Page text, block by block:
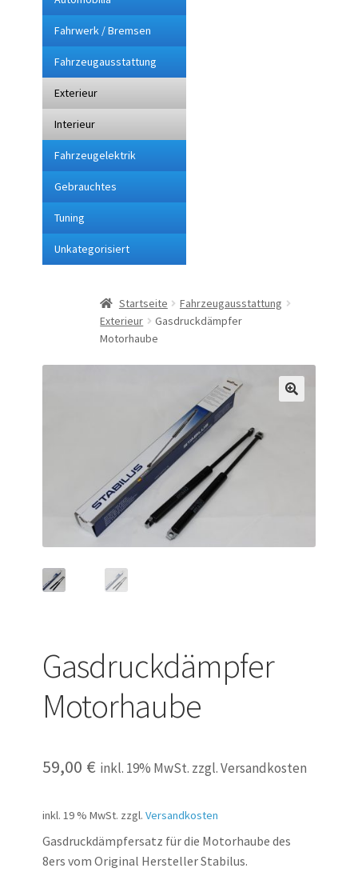
Impressum
Kasse
Lieferung
Mein Konto
Startseite
Suchbegriffe
Widerrufsbelehrung
Zahlungsarten
Fahrwerk / Bremsen
Fahrzeugausstattung
Exterieur
Interieur
Fahrzeugelektrik
Gebrauchtes
Tuning
Unkategorisiert
Startseite
Fahrzeugausstattung
Exterieur
Gasdruckdämpfer
Motorhaube
Gasdruckdämpfer
Motorhaube
59,00 € inkl. 19% MwSt. zzgl. Versandkosten
inkl. 19 % MwSt. zzgl. Versandkosten
Gasdruckdämpfersatz für die Motorhaube des
8ers vom Original Hersteller Stabilus.